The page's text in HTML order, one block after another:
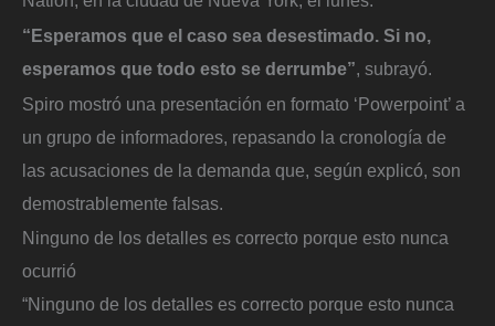
“Esperamos que el caso sea desestimado. Si no,
esperamos que todo esto se derrumbe”, subrayó.
Spiro mostró una presentación en formato ‘Powerpoint’ a
un grupo de informadores, repasando la cronología de
las acusaciones de la demanda que, según explicó, son
demostrablemente falsas.
Ninguno de los detalles es correcto porque esto nunca
ocurrió
“Ninguno de los detalles es correcto porque esto nunca